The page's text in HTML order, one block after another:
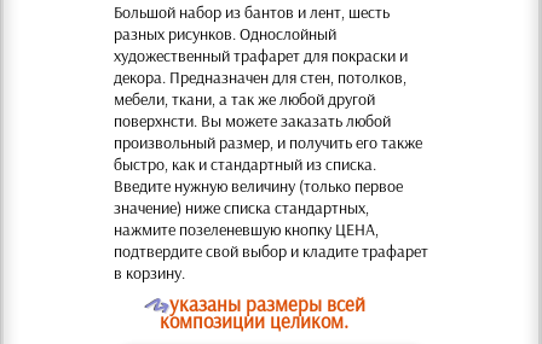
Большой набор из бантов и лент, шесть
разных рисунков. Однослойный
художественный трафарет для покраски и
декора. Предназначен для стен, потолков,
мебели, ткани, а так же любой другой
поверхнсти. Вы можете заказать любой
произвольный размер, и получить его также
быстро, как и стандартный из списка.
Введите нужную величину (только первое
значение) ниже списка стандартных,
нажмите позеленевшую кнопку ЦЕНА,
подтвердите свой выбор и кладите трафарет
в корзину.
Oуказаны размеры всей
композиции целиком.